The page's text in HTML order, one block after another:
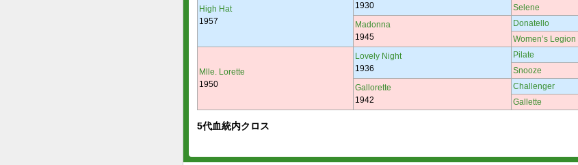
High Hat
1957
1930
Selene
Madonna
1945
Donatello
Women’s Legion
Mlle. Lorette
1950
Lovely Night
1936
Pilate
Snooze
Gallorette
1942
Challenger
Gallette
5代血統内クロス